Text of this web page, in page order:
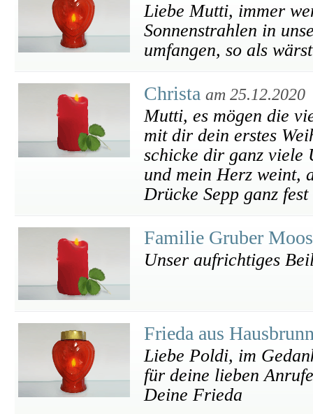
Liebe Mutti, immer
Sonnenstrahlen in
umfangen, so als
Christa am 25.12.2020
Mutti, es mögen die
mit dir dein erstes
schicke dir ganz viele
und mein Herz weint,
Drücke Sepp ganz
Familie Gruber
Unser aufrichtiges
Frieda aus
Liebe Poldi, im
für deine lieben
Deine Frieda